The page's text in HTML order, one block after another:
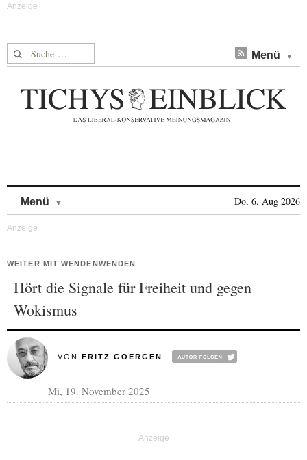
Suche nach: Menü
Menü Do, 6. Aug 2026
WEITER MIT WENDENWENDEN
Hört die Signale für Freiheit und gegen
Wokismus
VON FRITZ GOERGEN
Mi, 19. November 2025